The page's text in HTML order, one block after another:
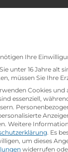
d)
(m/w/d)
Ihre
unter 16 Jahre alt
müssen Sie Ihre
Cookies und
essenziell,
Weitere
. Es
um dieses
widerrufen